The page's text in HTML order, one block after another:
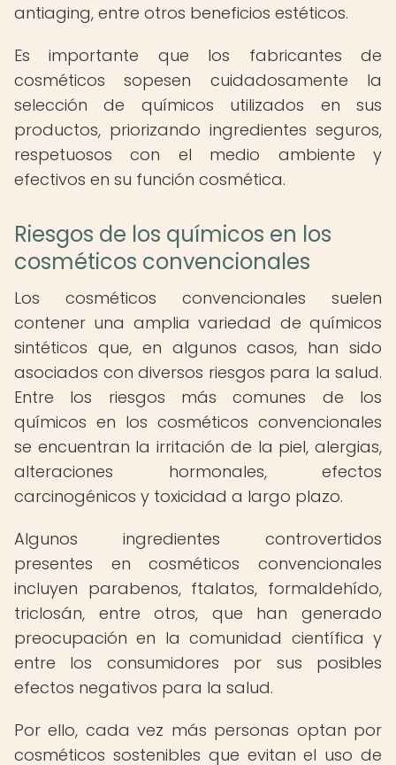
antiaging, entre otros beneficios estéticos.
Es importante que los fabricantes de
cosméticos sopesen cuidadosamente la
selección de químicos utilizados en sus
productos, priorizando ingredientes seguros,
respetuosos con el medio ambiente y
efectivos en su función cosmética.
Riesgos de los químicos en los
cosméticos convencionales
Los cosméticos convencionales suelen
contener una amplia variedad de químicos
sintéticos que, en algunos casos, han sido
asociados con diversos riesgos para la salud.
Entre los riesgos más comunes de los
químicos en los cosméticos convencionales
se encuentran la irritación de la piel, alergias,
alteraciones hormonales, efectos
carcinogénicos y toxicidad a largo plazo.
Algunos ingredientes controvertidos
presentes en cosméticos convencionales
incluyen parabenos, ftalatos, formaldehído,
triclosán, entre otros, que han generado
preocupación en la comunidad científica y
entre los consumidores por sus posibles
efectos negativos para la salud.
Por ello, cada vez más personas optan por
cosméticos sostenibles que evitan el uso de